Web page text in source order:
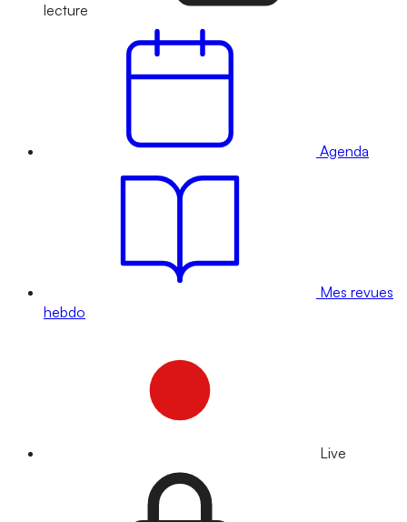
lecture
Agenda
Mes revues
hebdo
Live